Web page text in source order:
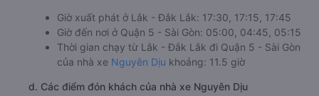
Giờ xuất phát ở Lắk - Đắk Lắk: 17:30, 17:15, 17:45
Giờ đến nơi ở Quận 5 - Sài Gòn: 05:00, 04:45, 05:15
Thời gian chạy từ Lắk - Đắk Lắk đi Quận 5 - Sài Gòn
của nhà xe Nguyên Dịu khoảng: 11.5 giờ
d. Các điểm đón khách của nhà xe Nguyên Dịu